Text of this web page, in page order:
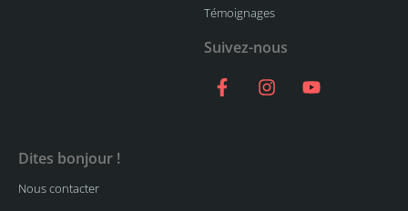
Témoignages
Suivez-nous
Dites bonjour !
Nous contacter